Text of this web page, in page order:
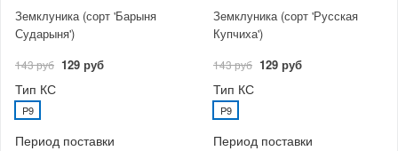
Земклуника (сорт 'Барыня
Сударыня')
143 руб 129 руб
Тип КС
P9
Период поставки
Земклуника (сорт 'Русская
Купчиха')
143 руб 129 руб
Тип КС
P9
Период поставки